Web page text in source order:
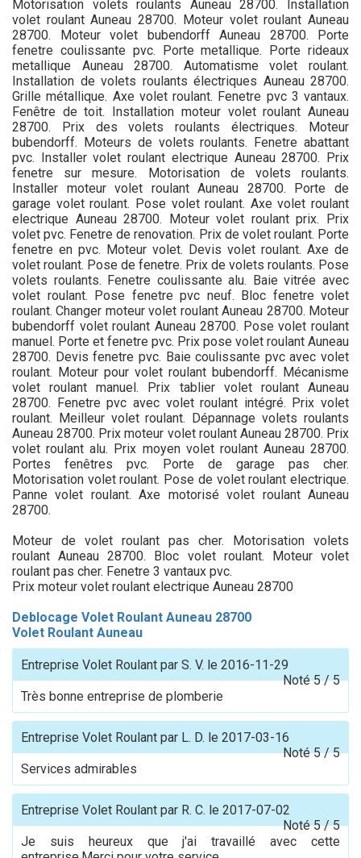
Motorisation volets roulants Auneau 28700. Installation
volet roulant Auneau 28700. Moteur volet roulant Auneau
28700. Moteur volet bubendorff Auneau 28700. Porte
fenetre coulissante pvc. Porte metallique. Porte rideaux
metallique Auneau 28700. Automatisme volet roulant.
Installation de volets roulants électriques Auneau 28700.
Grille métallique. Axe volet roulant. Fenetre pvc 3 vantaux.
Fenêtre de toit. Installation moteur volet roulant Auneau
28700. Prix des volets roulants électriques. Moteur
bubendorff. Moteurs de volets roulants. Fenetre abattant
pvc. Installer volet roulant electrique Auneau 28700. Prix
fenetre sur mesure. Motorisation de volets roulants.
Installer moteur volet roulant Auneau 28700. Porte de
garage volet roulant. Pose volet roulant. Axe volet roulant
electrique Auneau 28700. Moteur volet roulant prix. Prix
volet pvc. Fenetre de renovation. Prix de volet roulant. Porte
fenetre en pvc. Moteur volet. Devis volet roulant. Axe de
volet roulant. Pose de fenetre. Prix de volets roulants. Pose
volets roulants. Fenetre coulissante alu. Baie vitrée avec
volet roulant. Pose fenetre pvc neuf. Bloc fenetre volet
roulant. Changer moteur volet roulant Auneau 28700. Moteur
bubendorff volet roulant Auneau 28700. Pose volet roulant
manuel. Porte et fenetre pvc. Prix pose volet roulant Auneau
28700. Devis fenetre pvc. Baie coulissante pvc avec volet
roulant. Moteur pour volet roulant bubendorff. Mécanisme
volet roulant manuel. Prix tablier volet roulant Auneau
28700. Fenetre pvc avec volet roulant intégré. Prix volet
roulant. Meilleur volet roulant. Dépannage volets roulants
Auneau 28700. Prix moteur volet roulant Auneau 28700. Prix
volet roulant alu. Prix moyen volet roulant Auneau 28700.
Portes fenêtres pvc. Porte de garage pas cher.
Motorisation volet roulant. Pose de volet roulant electrique.
Panne volet roulant. Axe motorisé volet roulant Auneau
28700.
Moteur de volet roulant pas cher. Motorisation volets
roulant Auneau 28700. Bloc volet roulant. Moteur volet
roulant pas cher. Fenetre 3 vantaux pvc.
Prix moteur volet roulant electrique Auneau 28700
Deblocage Volet Roulant Auneau 28700
Volet Roulant Auneau
Entreprise Volet Roulant par S. V. le 2016-11-29
Noté5/5
Très bonne entreprise de plomberie
Entreprise Volet Roulant par L. D. le 2017-03-16
Noté5/5
Services admirables
Entreprise Volet Roulant par R. C. le 2017-07-02
Noté5/5
Je suis heureux que j'ai travaillé avec cette